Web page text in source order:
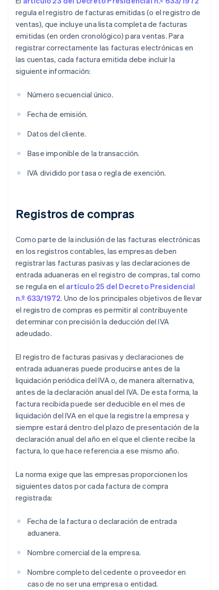
regula el registro de facturas emitidas (o el registro de
ventas), que incluye una lista completa de facturas
emitidas (en orden cronológico) para ventas. Para
registrar correctamente las facturas electrónicas en
las cuentas, cada factura emitida debe incluir la
siguiente información:
Número secuencial único.
Fecha de emisión.
Datos del cliente.
Base imponible de la transacción.
IVA dividido por tasa o regla de exención.
Registros de compras
Como parte de la inclusión de las facturas electrónicas
en los registros contables, las empresas deben
registrar las facturas pasivas y las declaraciones de
entrada aduaneras en el registro de compras, tal como
se regula en el artículo 25 del Decreto Presidencial
n.º 633/1972. Uno de los principales objetivos de llevar
el registro de compras es permitir al contribuyente
determinar con precisión la deducción del IVA
adeudado.
El registro de facturas pasivas y declaraciones de
entrada aduaneras puede producirse antes de la
liquidación periódica del IVA o, de manera alternativa,
antes de la declaración anual del IVA. De esta forma, la
factura recibida puede ser deducible en el mes de
liquidación del IVA en el que la registre la empresa y
siempre estará dentro del plazo de presentación de la
declaración anual del año en el que el cliente recibe la
factura, lo que hace referencia a ese mismo año.
La norma exige que las empresas proporcionen los
siguientes datos por cada factura de compra
registrada:
Fecha de la factura o declaración de entrada
aduanera.
Nombre comercial de la empresa.
Nombre completo del cedente o proveedor en
caso de no ser una empresa o entidad.